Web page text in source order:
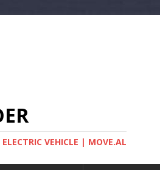
VEHICLE | MOVE.AL